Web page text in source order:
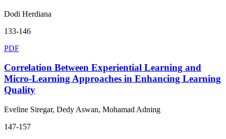
Dodi Herdiana
133-146
PDF
Correlation Between Experiential Learning and
Micro-Learning Approaches in Enhancing Learning
Quality
Eveline Siregar, Dedy Aswan, Mohamad Adning
147-157